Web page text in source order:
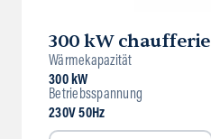
300 kW chaufferie
Wärmekapazität
300 kW
Betriebsspannung
230V 50Hz